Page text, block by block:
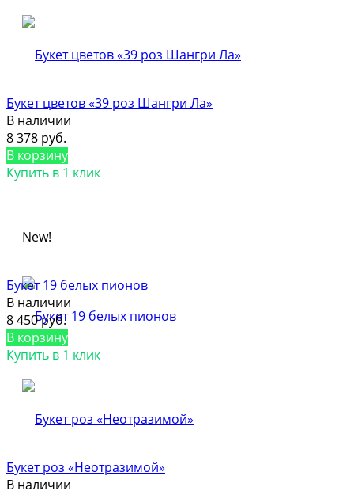
Букет цветов «39 роз Шангри Ла»
В наличии
8 378 руб.
В корзину
Купить в 1 клик
New!
Букет 19 белых пионов
В наличии
8 450 руб.
В корзину
Купить в 1 клик
Букет роз «Неотразимой»
В наличии